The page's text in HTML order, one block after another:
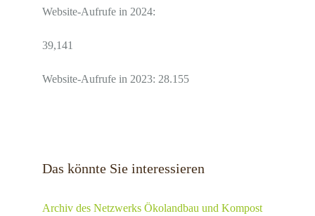
Website-Aufrufe in 2024:
39,141
Website-Aufrufe in 2023: 28.155
Das könnte Sie interessieren
Archiv des Netzwerks Ökolandbau und Kompost